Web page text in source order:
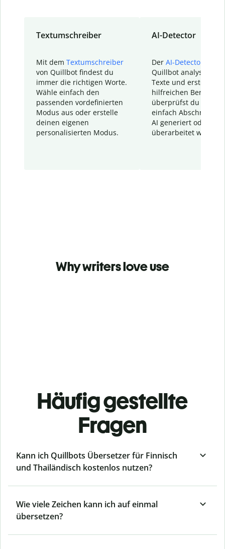
Textumschreiber
Mit dem Textumschreiber
von Quillbot findest du
immer die richtigen Worte.
Wähle einfach den
passenden vordefinierten
Modus aus oder erstelle
deinen eigenen
personalisierten Modus.
AI-Detector
Der AI-Detector
Quillbot analysiert
Texte und erstellt
hilfreichen Bericht.
überprüfst du
einfach Abschnitte,
AI generiert oder
überarbeitet wurden.
Why writers love use
Häufig gestellte
Fragen
Kann ich Quillbots Übersetzer für Finnisch
und Thailändisch kostenlos nutzen?
Wie viele Zeichen kann ich auf einmal
übersetzen?